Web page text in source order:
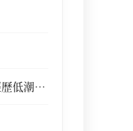
低潮中